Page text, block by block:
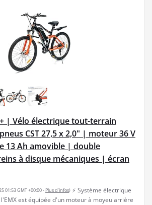
| Vélo électrique tout-terrain
CST 27,5 x 2,0" | moteur 36 V
13 Ah amovible | double
à disque mécaniques | écran
01:53 GMT +00:00 - Plus d’infos) ⚡ Système électrique
est équipée d'un moteur à moyeu arrière